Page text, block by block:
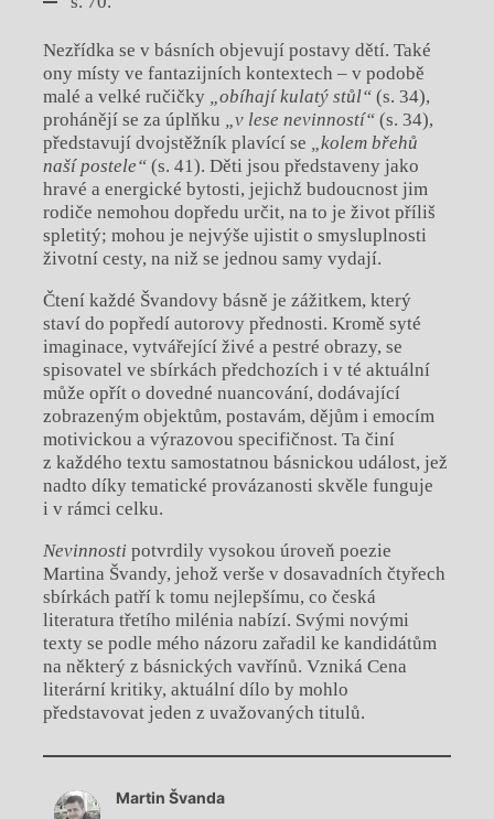
Nezřídka se v básních objevují postavy dětí. Také
ony místy ve fantazijních kontextech – v podobě
malé a velké ručičky „obíhají kulatý stůl“(s. 34),
prohánějí se za úplňku „v lese nevinností“(s. 34),
představují dvojstěžník plavící se „kolem břehů
naší postele“(s. 41). Děti jsou představeny jako
hravé a energické bytosti, jejichž budoucnost jim
rodiče nemohou dopředu určit, na to je život příliš
spletitý; mohou je nejvýše ujistit o smysluplnosti
životní cesty, na niž se jednou samy vydají.
Čtení každé Švandovy básně je zážitkem, který
staví do popředí autorovy přednosti. Kromě syté
imaginace, vytvářející živé a pestré obrazy, se
spisovatel ve sbírkách předchozích i v té aktuální
může opřít o dovedné nuancování, dodávající
zobrazeným objektům, postavám, dějům i emocím
motivickou a výrazovou specifičnost. Ta činí
z každého textu samostatnou básnickou událost, jež
nadto díky tematické provázanosti skvěle funguje
i v rámci celku.
Nevinnosti potvrdily vysokou úroveň poezie
Martina Švandy, jehož verše v dosavadních čtyřech
sbírkách patří k tomu nejlepšímu, co česká
literatura třetího milénia nabízí. Svými novými
texty se podle mého názoru zařadil ke kandidátům
na některý z básnických vavřínů. Vzniká Cena
literární kritiky, aktuální dílo by mohlo
představovat jeden z uvažovaných titulů.
Chviličku.
Načítá se.
Martin Švanda